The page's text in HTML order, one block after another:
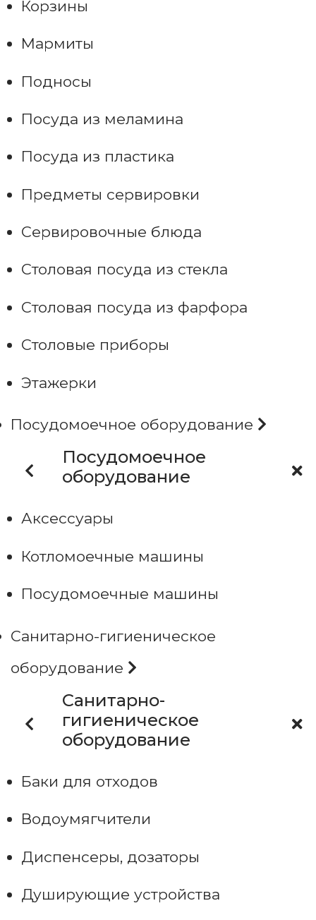
Корзины
Мармиты
Подносы
Посуда из меламина
Посуда из пластика
Предметы сервировки
Сервировочные блюда
Столовая посуда из стекла
Столовая посуда из фарфора
Столовые приборы
Этажерки
Посудомоечное оборудование
Посудомоечное
оборудование
Аксессуары
Котломоечные машины
Посудомоечные машины
Санитарно-гигиеническое
оборудование
Санитарно-
гигиеническое
оборудование
Баки для отходов
Водоумягчители
Диспенсеры, дозаторы
Душирующие устройства